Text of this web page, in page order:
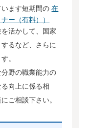
ます短期間の 在
ー（有料））
活かして、国家
るなど、さらに
。
野の職業能力の
向上に係る相
ご相談下さい。